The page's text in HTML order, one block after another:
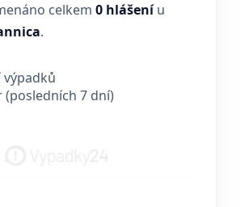
celkem 0 hlášeníu
.
výpadků
(posledních 7 dní)